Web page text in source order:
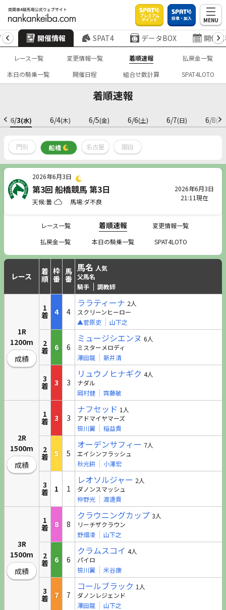
プレミアム
ポイント 投票・加入 MENU
開催情報 SPAT4 データBOX 開催
レース一覧 変更情報一覧 着順速報
払戻金一覧
本日の騎乗一覧
開催日程 組合せ数計算 SPAT4LOTO
着順速報
6/3(水) 6/4(木) 6/5(金) 6/6(土) 6/7(日) 6/8(月)
門別 船橋 名古屋 園田
2026年6月3日
第3回 船橋競馬 第3日
天候:曇 馬場:ダ不良
2026年6月3日
21:11現在
レース一覧 着順速報
変更情報一覧
払戻金一覧
本日の騎乗一覧 SPAT4LOTO
レース 着順 枠番 馬番 馬名 人気
父馬名
騎手
調教師
1R
1200m
成績
1
着 4 4
ララティーナ 2人
スクリーンヒーロー
▲菅原吏
山下之
2
着 6 6
ミュージシエンヌ 6人
ミスターメロディ
澤田龍
新井清
3
着 3 3
リュウノヒナギク 4人
ナダル
岡村健
齊藤敏
2R
1500m
成績
1
着 3 3
ナフセッド 1人
アドマイヤマーズ
笹川翼
稲益貴
2
着 5 5
オーデンサフィー 7人
エイシンフラッシュ
秋元耕
小澤宏
3
着 1 1
レオソルジャー 2人
ダノンスマッシュ
仲野光
渡邊貴
3R
1500m
成績
1
着 8 8
クラウニングカップ 3人
リーチザクラウン
野畑凌
山下之
2
着 6 6
クラムスコイ 4人
パイロ
笹川翼
米谷康
3
着 7 7
コールブラック 1人
ダノンレジェンド
澤田龍
山下之